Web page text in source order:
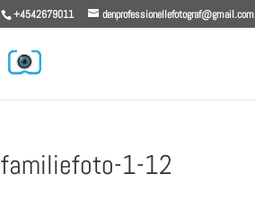
+4542679011 denprofessionellefotograf@gmail.com
familiefoto-1-12